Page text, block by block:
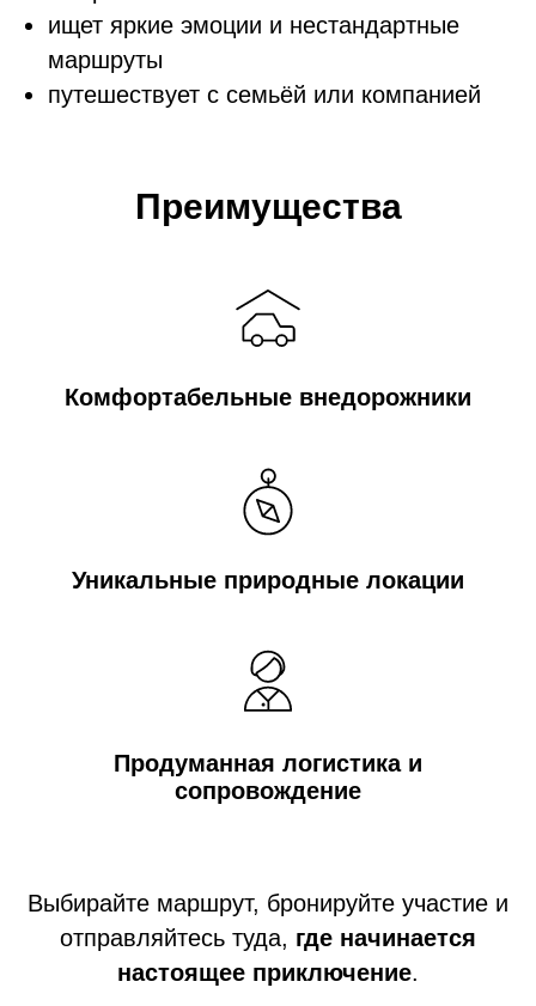
ищет яркие эмоции и нестандартные
маршруты
путешествует с семьёй или компанией
Преимущества
Комфортабельные внедорожники
Уникальные природные локации
Продуманная логистика и
сопровождение
Выбирайте маршрут, бронируйте участие и
отправляйтесь туда, где начинается
настоящее приключение.